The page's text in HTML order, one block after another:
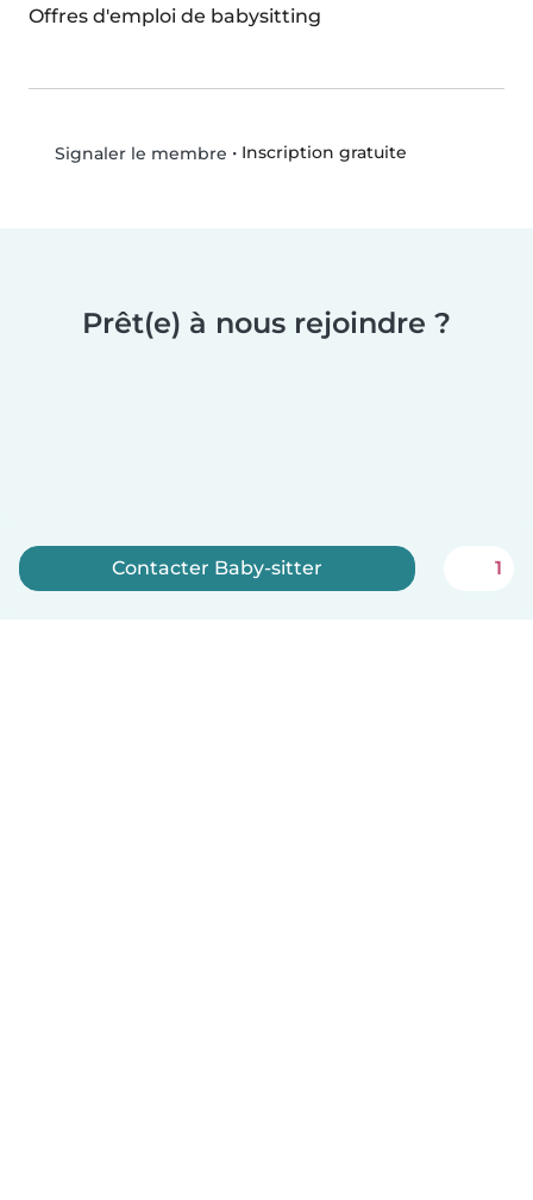
Offres d'emploi de babysitting
Signaler le membre • Inscription gratuite
Prêt(e) à nous rejoindre ?
Contacter Baby-sitter 1